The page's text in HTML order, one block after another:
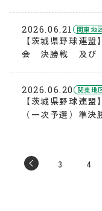
2026.06.21 関東地
【茨城県野球連
会 決勝戦 及び
2026.06.20 関東地
【茨城県野球連
（一次予選）準決
3 4